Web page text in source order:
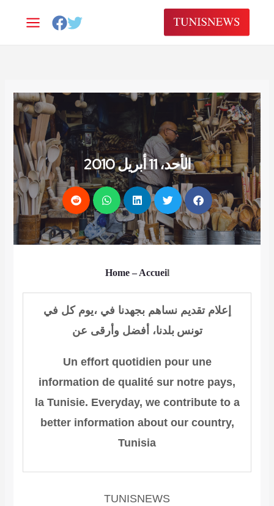
contenu
الأحد، 11 أبريل 2010
Home– Accueil
في كل يوم، نساهم بجهدنا في تقديم إعلام
أفضل وأرقى عن
بلدنا، تونس
Un effort quotidien pour une
information de qualité sur notre pays,
la Tunisie. Everyday, we contribute to a
better information about our country,
Tunisia
TUNISNEWS